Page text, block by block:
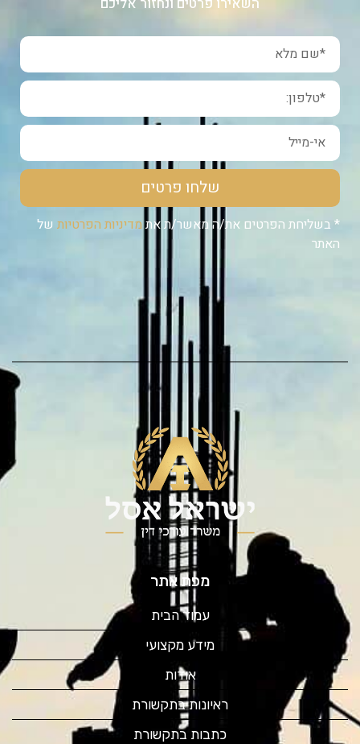
שלחו פרטים
* בשליחת הפרטים את/ה מאשר/ת אתמדיניות הפרטיות של
האתר
מפת אתר
עמוד הבית
מידע מקצועי
אודות
ראיונות בתקשורת
כתבות בתקשורת